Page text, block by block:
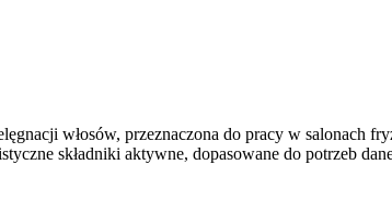
włosów, przeznaczona do pracy w salonach
składniki aktywne, dopasowane do potrzeb